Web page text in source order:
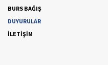
BURS BAĞIŞ
DUYURULAR
İLETİŞİM